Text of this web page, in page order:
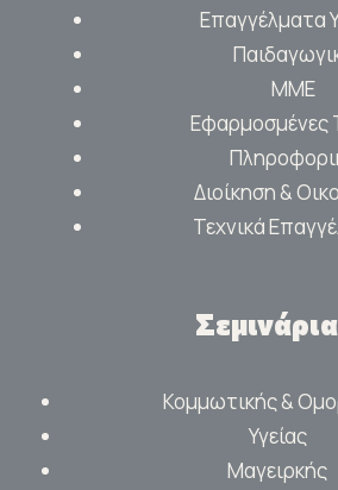
Επαγγέλματα
ΜΜΕ
Εφαρμοσμένες
Διοίκηση &
Τεχνικά
Σεμινάρια
Κομμωτικής &
Υγείας
Μαγειρκής